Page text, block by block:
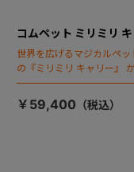
コムペット ミリミリ
世界を広げるマジカルペ
の『ミリミリ キャリー』
場！
￥59,400